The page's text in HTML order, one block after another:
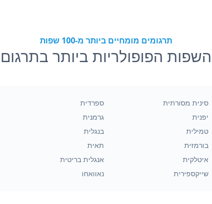
תרגומים מומחיים ביותר מ-100 שפות
השפות הפופולריות ביותר בתרגום
סינית מסורתית ספרדית
יפנית גרמנית
טמילית בנגלית
בורמזית תאית
איטלקית אנגלית בריטית
שייקספירית נאוואחו